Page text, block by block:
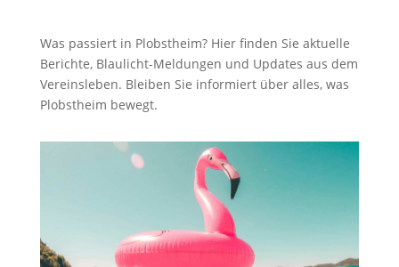
Was passiert in Plobstheim? Hier finden Sie aktuelle
Berichte, Blaulicht-Meldungen und Updates aus dem
Vereinsleben. Bleiben Sie informiert über alles, was
Plobstheim bewegt.